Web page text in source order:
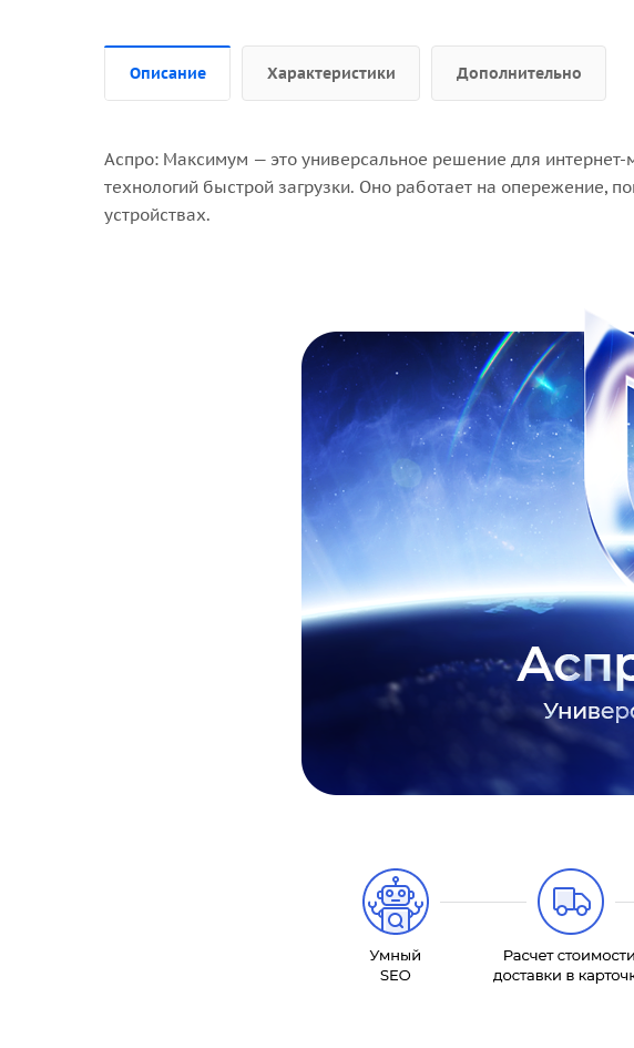
Описание Характеристики Дополнительно
Аспро: Максимум — это универсальное решение для
технологий быстрой загрузки. Оно работает на опережение,
устройствах.